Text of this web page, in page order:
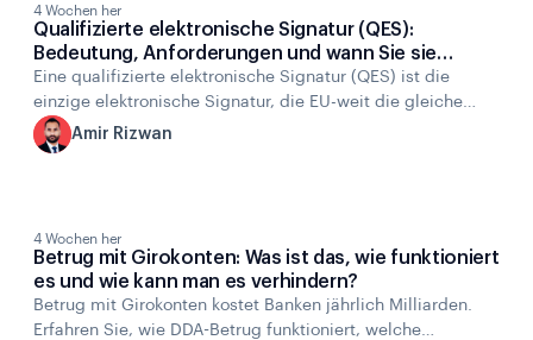
4 Wochen her
Qualifizierte elektronische Signatur (QES):
Bedeutung, Anforderungen und wann Sie sie
benötigen
Eine qualifizierte elektronische Signatur (QES) ist die
einzige elektronische Signatur, die EU-weit die gleiche
Rechtskraft wie eine handschriftliche Unterschrift besitzt.
Hier erfahren Sie, was eine QES bedeutet und wann Sie
A Amir Rizwan
4 Wochen her
Betrug mit Girokonten: Was ist das, wie funktioniert
es und wie kann man es verhindern?
Betrug mit Girokonten kostet Banken jährlich Milliarden.
Erfahren Sie, wie DDA-Betrug funktioniert, welche